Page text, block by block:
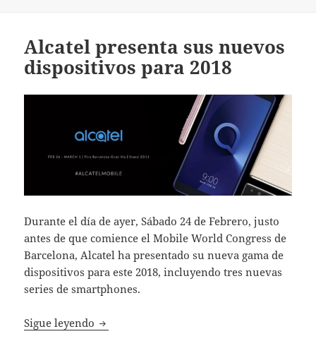
Alcatel presenta sus nuevos
dispositivos para 2018
Durante el día de ayer, Sábado 24 de Febrero, justo
antes de que comience el Mobile World Congress de
Barcelona, Alcatel ha presentado su nueva gama de
dispositivos para este 2018, incluyendo tres nuevas
series de smartphones.
Sigue leyendo Alcatel presenta sus nuevos dispositivos